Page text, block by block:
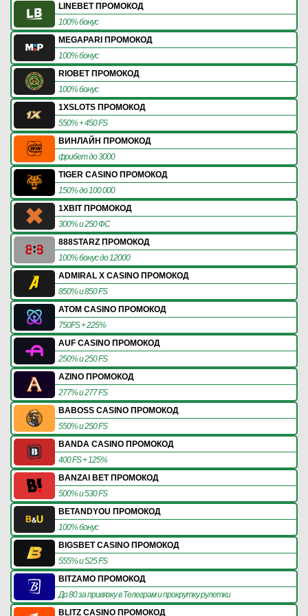
LINEBET ПРОМОКОД
100% бонус
MEGAPARI ПРОМОКОД
100% бонус
RIOBET ПРОМОКОД
100% бонус
1XSLOTS ПРОМОКОД
550% + 450 FS
ВИНЛАЙН ПРОМОКОД
фрибет до 3000
TIGER CASINO ПРОМОКОД
150% до 100 000
1XBIT ПРОМОКОД
300% и 250 ФС
888STARZ ПРОМОКОД
100% бонус до 12000
ADMIRAL X CASINO ПРОМОКОД
850% и 850 FS
ATOM CASINO ПРОМОКОД
750FS + 225%
AUF CASINO ПРОМОКОД
250% и 250 FS
AZINO ПРОМОКОД
277% и 277 FS
BABOSS CASINO ПРОМОКОД
550% и 250 FS
BANDA CASINO ПРОМОКОД
400 FS + 125%
BANZAI BET ПРОМОКОД
500% и 530 FS
BETANDYOU ПРОМОКОД
100% бонус
BIGSBET CASINO ПРОМОКОД
555% и 525 FS
BITZAMO ПРОМОКОД
До 80 за привязку в Телеграм и прокрутку рулетки
BLITZ CASINO ПРОМОКОД